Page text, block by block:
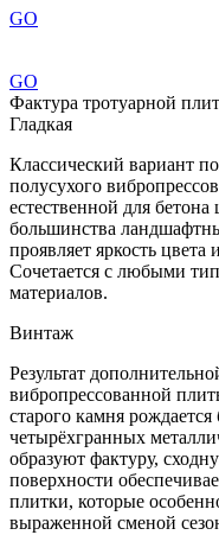
GO
GO
Фактура тротуарной
Гладкая
Классический вариант
полусухого
естественной для
большинства
проявляет яркость цвета
Сочетается с любыми
материалов.
Винтаж
Результат
вибропрессованной
старого камня
четырёхгранных
образуют фактуру,
поверхности
плитки, которые
выраженной сменой